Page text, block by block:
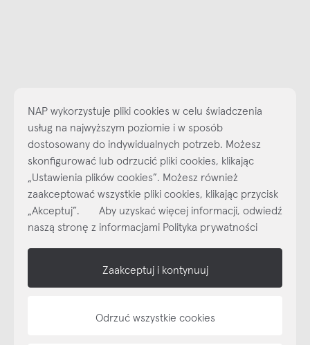
Najlepsze inspiracje i promocje na wyciągnięcie ręki, zapisz się już
dzisiaj do naszego cyklicznego newslettera!
SubskrybujNEWSLETTER
NAP
NAP wykorzystuje pliki cookies w celu świadczenia
usług na najwyższym poziomie i w sposób
dostosowany do indywidualnych potrzeb. Możesz
skonfigurować lub odrzucić pliki cookies, klikając
„Ustawienia plików cookies”. Możesz również
zaakceptować wszystkie pliki cookies, klikając przycisk
„Akceptuj”. Aby uzyskać więcej informacji, odwiedź
naszą stronę z informacjami Polityka prywatności
Zaakceptuj i kontynuuj
Odrzuć wszystkie cookies